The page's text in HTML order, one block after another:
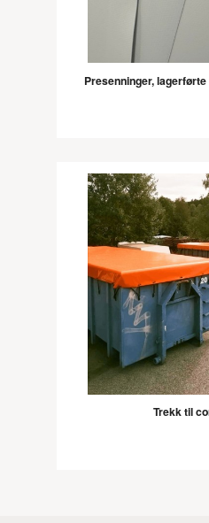
Presenninger,
Trekk til